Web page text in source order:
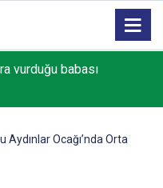
vurduğu babası
Aydınlar Ocağı’nda Orta